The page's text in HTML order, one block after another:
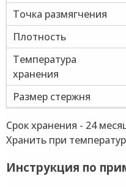
Точка размягчения
Плотность
Температура
хранения
Размер стержня
Срок хранения - 24
Хранить при
Инструкция по